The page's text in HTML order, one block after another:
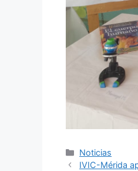
Noticias
IVIC-Mérida